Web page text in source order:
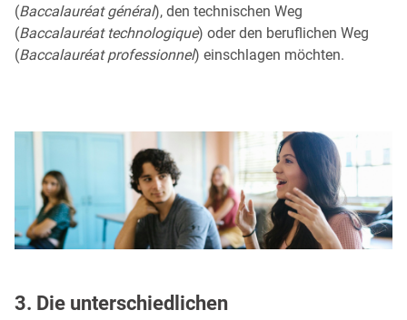
(Baccalauréat général), den technischen Weg
(Baccalauréat technologique) oder den beruflichen Weg
(Baccalauréat professionnel) einschlagen möchten.
3. Die unterschiedlichen